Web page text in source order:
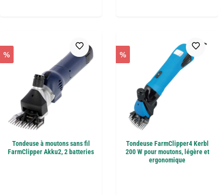
%
Tondeuse à moutons sans fil
FarmClipper Akku2, 2 batteries
%
Tondeuse FarmClipper4 Kerbl
200 W pour moutons, légère et
ergonomique